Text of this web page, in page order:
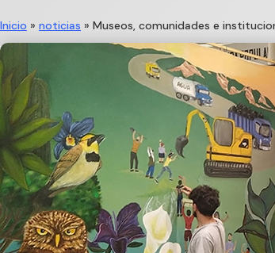
Inicio » noticias » Museos, comunidades e